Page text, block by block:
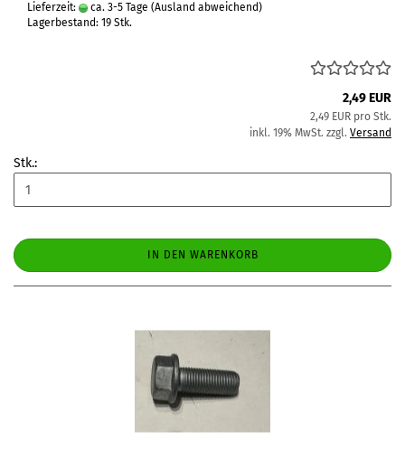
Lieferzeit:
ca. 3-5 Tage (Ausland abweichend)
Lagerbestand: 19 Stk.
2,49 EUR
2,49 EUR pro Stk.
inkl. 19% MwSt. zzgl. Versand
Stk.:
IN DEN WARENKORB